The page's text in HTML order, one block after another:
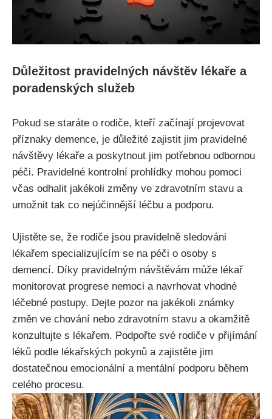
Důležitost pravidelných návštěv lékaře a
poradenských služeb
Pokud se staráte o rodiče, kteří začínají projevovat
příznaky demence, je důležité zajistit jim pravidelné
návštěvy lékaře a poskytnout jim potřebnou odbornou
péči. Pravidelné kontrolní prohlídky mohou pomoci
včas odhalit jakékoli změny ve zdravotním stavu a
umožnit tak co nejúčinnější léčbu a podporu.
Ujistěte se, že rodiče jsou pravidelně sledováni
lékařem specializujícím se na péči o osoby s
demencí. Díky pravidelným návštěvám může lékař
monitorovat progrese nemoci a navrhovat vhodné
léčebné postupy. Dejte pozor na jakékoli známky
změn ve chování nebo zdravotním stavu a okamžitě
konzultujte s lékařem. Podpořte své rodiče v přijímání
léků podle lékařských pokynů a zajistěte jim
dostatečnou emocionální a mentální podporu během
celého procesu.